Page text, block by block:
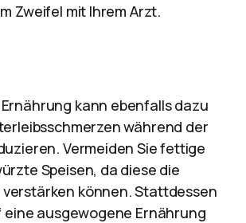
Zweifel mit Ihrem Arzt.
kann ebenfalls dazu
während der
Vermeiden Sie fettige
Speisen, da diese die
können. Stattdessen
eine ausgewogene Ernährung